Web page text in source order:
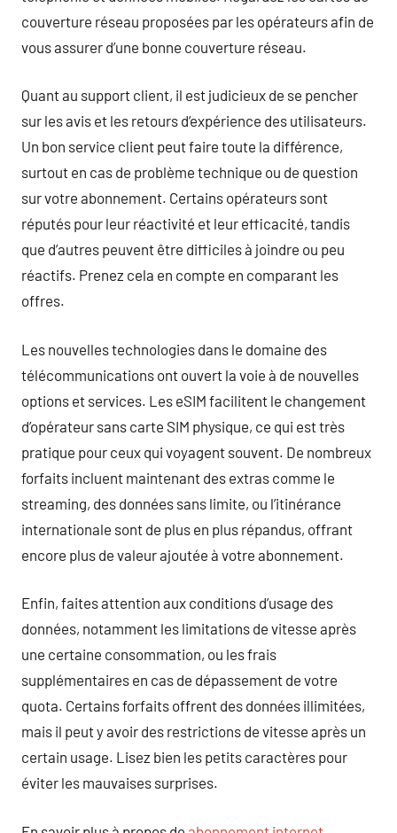
couverture réseau proposées par les opérateurs afin de
vous assurer d’une bonne couverture réseau.
Quant au support client, il est judicieux de se pencher
sur les avis et les retours d’expérience des utilisateurs.
Un bon service client peut faire toute la différence,
surtout en cas de problème technique ou de question
sur votre abonnement. Certains opérateurs sont
réputés pour leur réactivité et leur efficacité, tandis
que d’autres peuvent être difficiles à joindre ou peu
réactifs. Prenez cela en compte en comparant les
offres.
Les nouvelles technologies dans le domaine des
télécommunications ont ouvert la voie à de nouvelles
options et services. Les eSIM facilitent le changement
d’opérateur sans carte SIM physique, ce qui est très
pratique pour ceux qui voyagent souvent. De nombreux
forfaits incluent maintenant des extras comme le
streaming, des données sans limite, ou l’itinérance
internationale sont de plus en plus répandus, offrant
encore plus de valeur ajoutée à votre abonnement.
Enfin, faites attention aux conditions d’usage des
données, notamment les limitations de vitesse après
une certaine consommation, ou les frais
supplémentaires en cas de dépassement de votre
quota. Certains forfaits offrent des données illimitées,
mais il peut y avoir des restrictions de vitesse après un
certain usage. Lisez bien les petits caractères pour
éviter les mauvaises surprises.